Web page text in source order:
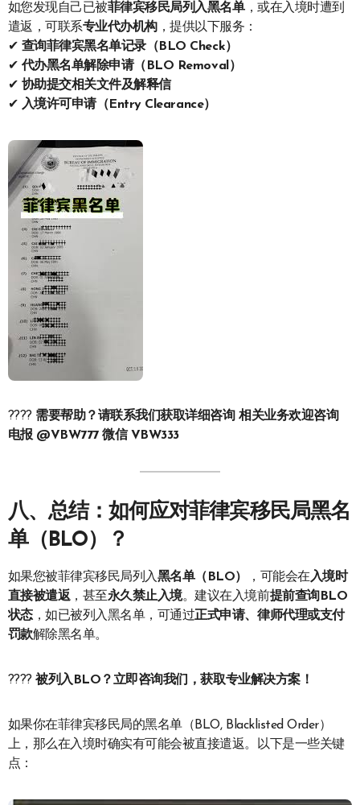
如您发现自己已被菲律宾移民局列入黑名单，或在入境时遭到
遣返，可联系专业代办机构，提供以下服务：
✔ 查询菲律宾黑名单记录（BLO Check）
✔ 代办黑名单解除申请（BLO Removal）
✔ 协助提交相关文件及解释信
✔ 入境许可申请（Entry Clearance）
???? 需要帮助？请联系我们获取详细咨询 相关业务欢迎咨询
电报 @VBW777 微信 VBW333
八、总结：如何应对菲律宾移民局黑名
单（BLO）？
如果您被菲律宾移民局列入黑名单（BLO） ，可能会在入境时
直接被遣返，甚至永久禁止入境。建议在入境前提前查询BLO
状态，如已被列入黑名单，可通过正式申请、律师代理或支付
罚款解除黑名单。
????被列入BLO？立即咨询我们，获取专业解决方案！
如果你在菲律宾移民局的黑名单（BLO, Blacklisted Order）
上，那么在入境时确实有可能会被直接遣返。以下是一些关键
点：